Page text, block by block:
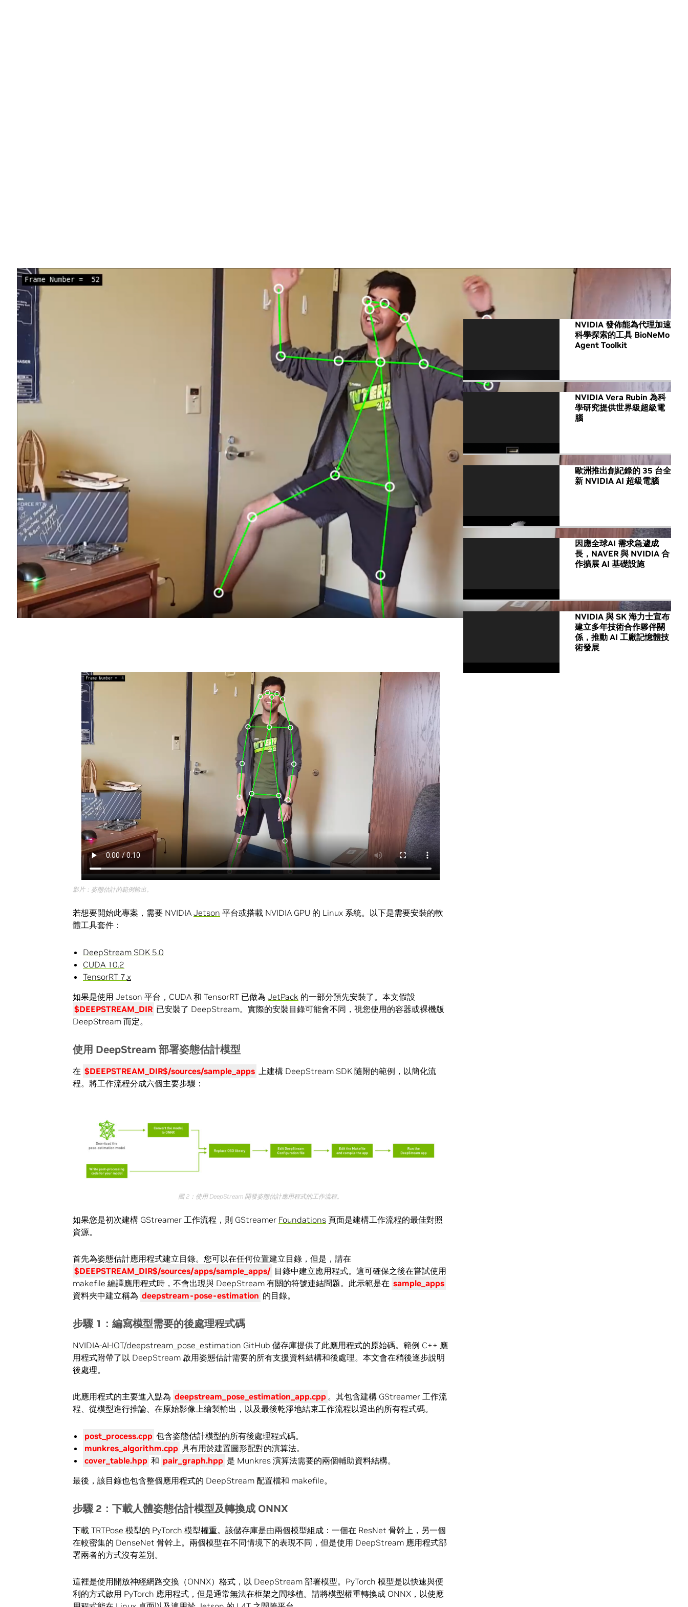
Share
人體姿態估計是將影片或相片中人體關鍵部位定位，以估計人體輪廓（「姿態」）的電腦視覺任務。此
「定位」可以預測人是站著、坐著、躺著，或正在進行某些活動，例如跳舞或跳躍。姿態估計可以做下
－應用程式可以預測人是否跌倒而需要就醫。
－醫療人員評估病況且其如何影響人的行走方式。
－使用姿態估計的輸出，為 2D 和 3D 角色製作動畫。
－輸出用於娛樂和遊戲體驗。
NVIDIA DeepStream SDK ，使用姿態估計做為偵測影片中之人物姿態的主要模型，然後部
署次要分類模型，以偵測場景中的其他物件，進而實現一些創新的新應用。
圖1：多資料流輸出範例。
本文探討如何利用 NVIDIA DeepStream 建立人體姿態估計應用程式。採用 DeepStream SDK 中的一個
範例應用程式做為起點，並加入自訂程式碼，以使用各種姿態估計 AI 模型偵測人體姿態。將會展示
TRTPose
模型，一個開放原始碼 NVIDIA 專案，目的是利用 DeepStream，在 NVIDIA 平台和
OpenPose模型上進行即時姿態估計。
影片：姿態估計的範例輸出。
若想要開始此專案，需要 NVIDIA Jetson 平台或搭載 NVIDIA GPU 的 Linux 系統。以下是需要安裝的軟
體工具套件：
DeepStream SDK 5.0
CUDA 10.2
TensorRT 7.x
如果是使用 Jetson 平台，CUDA 和 TensorRT 已做為 JetPack 的一部分預先安裝了。本文假設
$DEEPSTREAM_DIR 已安裝了 DeepStream。實際的安裝目錄可能會不同，視您使用的容器或裸機版
DeepStream 而定。
使用 DeepStream 部署姿態估計模型
在 $DEEPSTREAM_DIR$/sources/sample_apps
上建構 DeepStream SDK 隨附的範例，以簡化流
程。將工作流程分成六個主要步驟：
圖2： 使用DeepStream 開發姿態估計應用程式的工作流程。
如果您是初次建構 GStreamer 工作流程，則 GStreamer Foundations 頁面是建構工作流程的最佳對照
資源。
首先為姿態估計應用程式建立目錄。您可以在任何位置建立目錄，但是，請在
$DEEPSTREAM_DIR$/sources/apps/sample_apps/ 目錄中建立應用程式。這可確保之後在嘗試使用
makefile 編譯應用程式時，不會出現與 DeepStream 有關的符號連結問題。此示範是在 sample_apps
資料夾中建立稱為 deepstream-pose-estimation 的目錄。
步驟 1 ：編寫模型需要的後處理程式碼
NVIDIA-AI-IOT/deepstream_pose_estimation GitHub 儲存庫提供了此應用程式的原始碼。範例 C++ 應
用程式附帶了以 DeepStream 啟用姿態估計需要的所有支援資料結構和後處理。本文會在稍後逐步說明
後處理。
此應用程式的主要進入點為 deepstream_pose_estimation_app.cpp 。其包含建構 GStreamer 工作流
程、從模型進行推論、在原始影像上繪製輸出，以及最後乾淨地結束工作流程以退出的所有程式碼。
post_process.cpp 包含姿態估計模型的所有後處理程式碼。
munkres_algorithm.cpp 具有用於建置圖形配對的演算法。
cover_table.hpp 和 pair_graph.hpp 是 Munkres 演算法需要的兩個輔助資料結構。
最後，該目錄也包含整個應用程式的 DeepStream 配置檔和 makefile。
步驟 2 ：下載人體姿態估計模型及轉換成 ONNX
下載 TRTPose 模型的 PyTorch 模型權重。該儲存庫是由兩個模型組成：一個在 ResNet 骨幹上，另一個
在較密集的 DenseNet 骨幹上。兩個模型在不同情境下的表現不同，但是使用 DeepStream 應用程式部
署兩者的方式沒有差別。
這裡是使用開放神經網路交換（ONNX）格式，以 DeepStream 部署模型。PyTorch 模型是以快速與便
利的方式啟用 PyTorch 應用程式，但是通常無法在框架之間移植。請將模型權重轉換成 ONNX，以使應
All NVIDIA News
NVIDIA 發佈能為代理加速
科學探索的工具 BioNeMo
Agent Toolkit
NVIDIA Vera Rubin 為科
學研究提供世界級超級電
腦
歐洲推出創紀錄的 35 台全
新 NVIDIA AI 超級電腦
因應全球AI 需求急遽成
長，NAVER 與 NVIDIA 合
作擴展 AI 基礎設施
NVIDIA 與 SK 海力士宣布
建立多年技術合作夥伴關
係，推動 AI 工廠記憶體技
術發展